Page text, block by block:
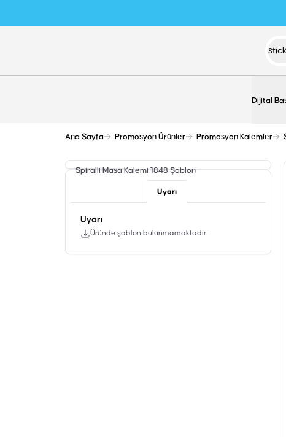
Dijital
Ana Sayfa Promosyon Ürünler Promosyon Kalemler
Spiralli Masa Kalemi 1848 Şablon
Uyarı
Uyarı
Üründe şablon bulunmamaktadır.